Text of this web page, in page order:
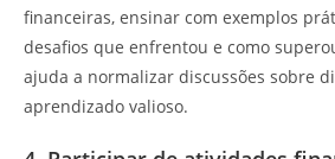
financeiras, ensinar com exemplos
desafios que enfrentou e como
ajuda a normalizar discussões sobre
aprendizado valioso.